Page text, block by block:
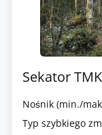
Sekator
Nośnik (min./
Typ szybkiego